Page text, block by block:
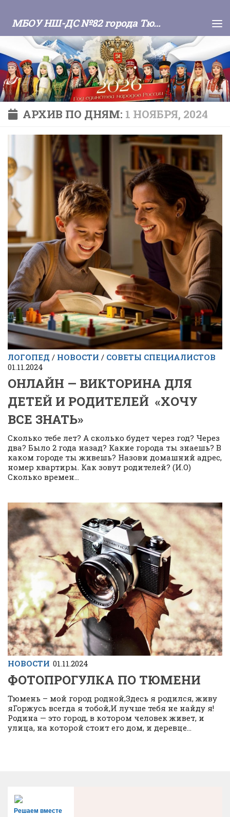
МБОУ НШ-ДС №82 города Тюмени
АРХИВ ПО ДНЯМ: 1 НОЯБРЯ, 2024
ЛОГОПЕД / НОВОСТИ / СОВЕТЫ СПЕЦИАЛИСТОВ
01.11.2024
ОНЛАЙН — ВИКТОРИНА ДЛЯ
ДЕТЕЙ И РОДИТЕЛЕЙ «ХОЧУ
ВСЕ ЗНАТЬ»
Сколько тебе лет? А сколько будет через год? Через
два? Было 2 года назад? Какие города ты знаешь? В
каком городе ты живешь? Назови домашний адрес,
номер квартиры. Как зовут родителей? (И.О)
Сколько времен...
НОВОСТИ 01.11.2024
ФОТОПРОГУЛКА ПО ТЮМЕНИ
Тюмень – мой город родной,Здесь я родился, живу
яГоржусь всегда я тобой,И лучше тебя не найду я!
Родина — это город, в котором человек живет, и
улица, на которой стоит его дом, и деревце...
Решаем вместе